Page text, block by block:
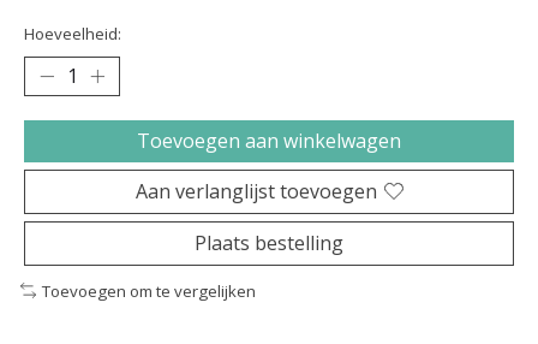
Hoeveelheid:
Toevoegen aan winkelwagen
Aan verlanglijst toevoegen
Plaats bestelling
Toevoegen om te vergelijken